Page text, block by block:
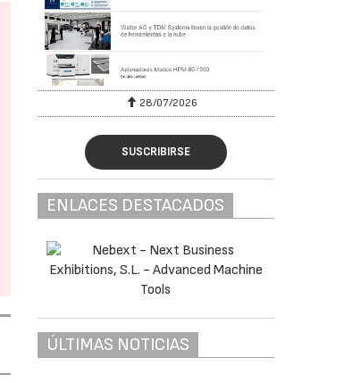
28/07/2026
SUSCRIBIRSE
ENLACES DESTACADOS
ÚLTIMAS NOTICIAS